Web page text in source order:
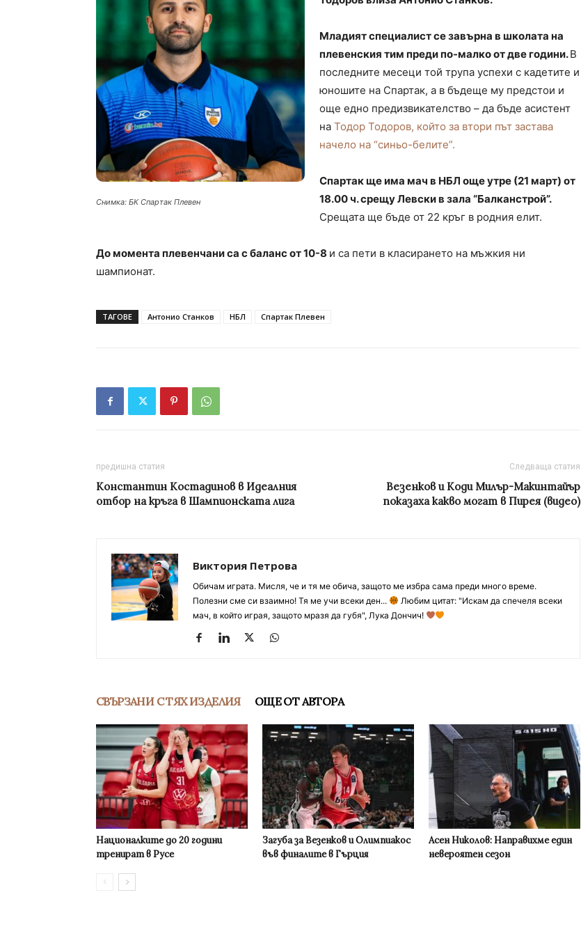
Снимка: БК Спартак Плевен
Младият специалист се завърна в школата на
плевенския тим преди по-малко от две години.В
последните месеци той трупа успехи с кадетите и
юношите на Спартак, а в бъдеще му предстои и
още едно предизвикателство – да бъде асистент
на Тодор Тодоров, който за втори път застава
начело на “синьо-белите”.
Спартак ще има мач в НБЛ още утре (21 март) от
18.00 ч. срещу Левски в зала “Балканстрой”.
Срещата ще бъде от 22 кръг в родния елит.
До момента плевенчани са с баланс от 10-8 и са пети в класирането на мъжкия ни
шампионат.
ТАГОВЕ Антонио Станков НБЛ Спартак Плевен
предишна статия
Константин Костадинов в Идеалния
отбор на кръга в Шампионската лига
Следваща статия
Везенков и Коди Милър-Макинтайър
показаха какво могат в Пирея (видео)
Виктория Петрова
Обичам играта. Мисля, че и тя ме обича, защото ме избра сама преди много време.
Полезни сме си взаимно! Тя ме учи всеки ден...
Любим цитат: "Искам да спечеля всеки
мач, в който играя, защото мразя да губя", Лука Дончич!
СВЪРЗАНИ С ТЯХ ИЗДЕЛИЯ ОЩЕ ОТ АВТОРА
Националките до 20 години
тренират в Русе
Загуба за Везенков и Олимпиакос
във финалите в Гърция
Асен Николов: Направихме един
невероятен сезон